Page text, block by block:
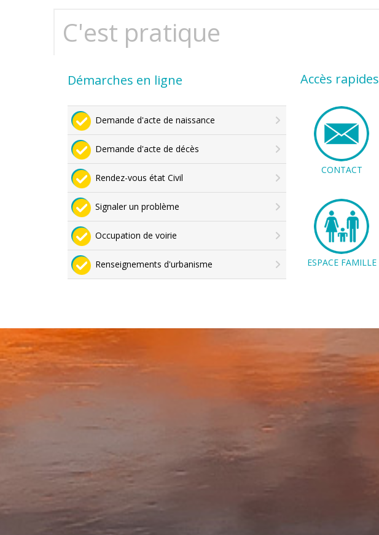
C'est pratique
Démarches en ligne
Demande d'acte de naissance
Demande d'acte de décès
Rendez-vous état Civil
Signaler un problème
Occupation de voirie
Renseignements d'urbanisme
Accès rapides
CONTACT
ESPACE FAMILLE